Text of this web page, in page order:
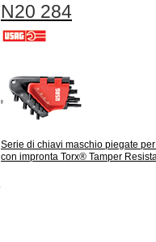
N20 284
Serie di chiavi maschio piegate
con impronta Torx® Tamper